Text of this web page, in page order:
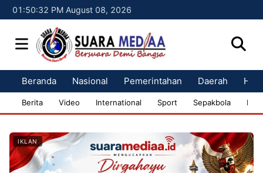
01:50:33 PM August 08, 2026
Beranda Nasional Pemerintahan Daerah
Berita Video International Sport Sepakbola
IKLAN